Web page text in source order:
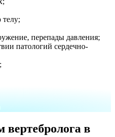
перепады давления;
патологий сердечно-
вертебролога в